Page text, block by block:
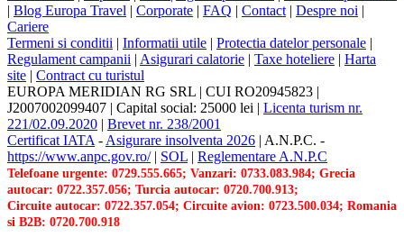
| Blog Europa Travel | Corporate | FAQ | Contact | Despre noi |
Cariere
Termeni si conditii | Informatii utile | Protectia datelor personale |
Regulament campanii | Asigurari calatorie | Taxe hoteliere | Harta
site | Contract cu turistul
EUROPA MERIDIAN RG SRL | CUI RO20945823 |
J2007002099407 | Capital social: 25000 lei | Licenta turism nr.
221/02.09.2020 | Brevet nr. 238/2001
Certificat IATA - Asigurare insolventa 2026 | A.N.P.C. -
https://www.anpc.gov.ro/| SOL | Reglementare A.N.P.C
Telefoane urgente: 0729.555.665; Vanzari: 0733.083.984; Grecia
autocar: 0722.357.056; Turcia autocar: 0720.700.913;
Circuite autocar: 0722.357.054; Circuite avion: 0723.500.034; Romania
si B2B: 0720.700.918